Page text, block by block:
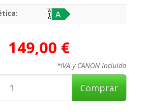
149,00 €
*IVA y CANON Incluido
Comprar